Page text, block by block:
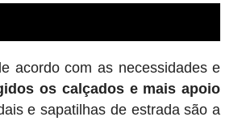
acordo com as necessidades e
os calçados e mais apoio
e sapatilhas de estrada são a